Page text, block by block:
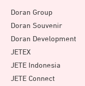
Doran Group
Doran Souvenir
Doran Development
JETEX
JETE Indonesia
JETE Connect